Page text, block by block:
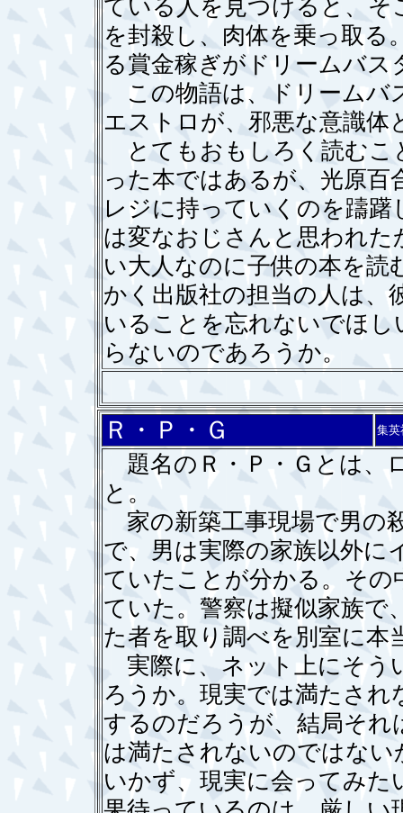
ている人を見つけると、そ
を封殺し、肉体を乗っ取る
る賞金稼ぎがドリームバス
この物語は、ドリームバ
エストロが、邪悪な意識体
とてもおもしろく読むこ
った本ではあるが、光原百
レジに持っていくのを躊躇
は変なおじさんと思われ
い大人なのに子供の本を
かく出版社の担当の人は、
いることを忘れないでほ
らないのであろうか。
Ｒ・Ｐ・Ｇ 集英
題名のＲ・Ｐ・Ｇとは、
と。
家の新築工事現場で男の
で、男は実際の家族以外に
ていたことが分かる。その
ていた。警察は擬似家族で
た者を取り調べを別室に本
実際に、ネット上にそう
ろうか。現実では満たさ
するのだろうが、結局それ
は満たされないのではな
いかず、現実に会ってみ